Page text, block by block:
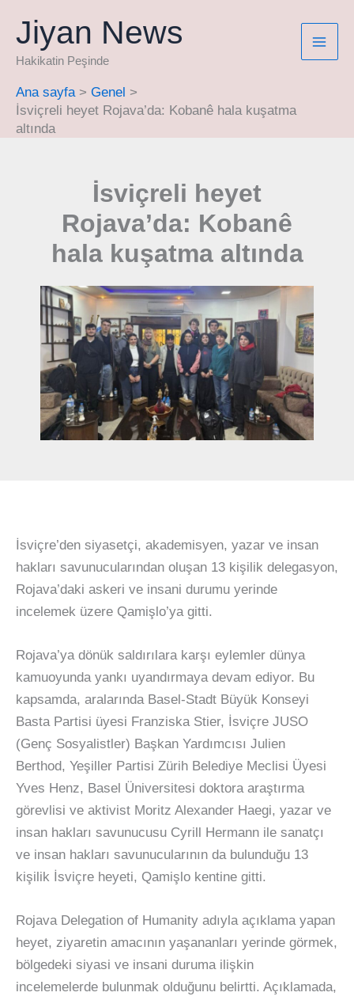
Jiyan News
Hakikatin Peşinde
Ana sayfa
Genel
İsviçreli heyet Rojava’da: Kobanê hala kuşatma
altında
İsviçreli heyet
Rojava’da: Kobanê
hala kuşatma altında
İsviçre’den siyasetçi, akademisyen, yazar ve insan
hakları savunucularından oluşan 13 kişilik delegasyon,
Rojava’daki askeri ve insani durumu yerinde
incelemek üzere Qamişlo’ya gitti.
Rojava’ya dönük saldırılara karşı eylemler dünya
kamuoyunda yankı uyandırmaya devam ediyor. Bu
kapsamda, aralarında Basel-Stadt Büyük Konseyi
Basta Partisi üyesi Franziska Stier, İsviçre JUSO
(Genç Sosyalistler) Başkan Yardımcısı Julien
Berthod, Yeşiller Partisi Zürih Belediye Meclisi Üyesi
Yves Henz, Basel Üniversitesi doktora araştırma
görevlisi ve aktivist Moritz Alexander Haegi, yazar ve
insan hakları savunucusu Cyrill Hermann ile sanatçı
ve insan hakları savunucularının da bulunduğu 13
kişilik İsviçre heyeti, Qamişlo kentine gitti.
Rojava Delegation of Humanity adıyla açıklama yapan
heyet, ziyaretin amacının yaşananları yerinde görmek,
bölgedeki siyasi ve insani duruma ilişkin
incelemelerde bulunmak olduğunu belirtti. Açıklamada,